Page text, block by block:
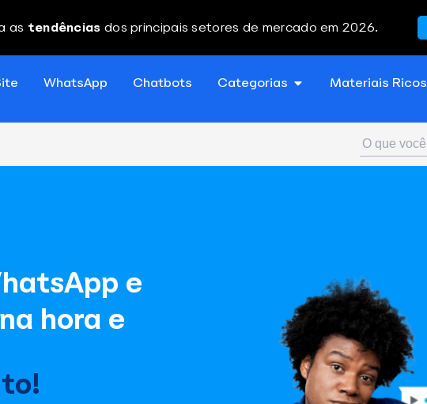
as tendências dos principais setores de mercado em 2026.
WhatsApp Chatbots Categorias Materiais Ricos
e
hora e